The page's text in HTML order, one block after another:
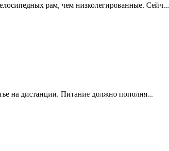
рам, чем низколегированные. Сейч...
на дистанции. Питание должно пополня...